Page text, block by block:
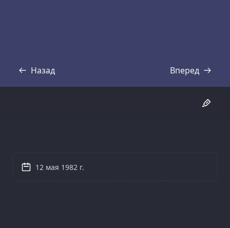
Назад
Стенограмма Вперед
Стенограмма
12 мая 1982 г.